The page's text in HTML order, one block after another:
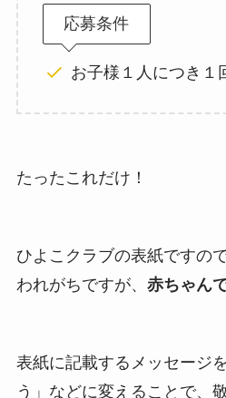
応募条件
お子様１人につき１
たったこれだけ！
ひよこクラブの表紙ですの
われがちですが、 赤ちゃん
表紙に記載するメッセージ
う」などに変えることで、